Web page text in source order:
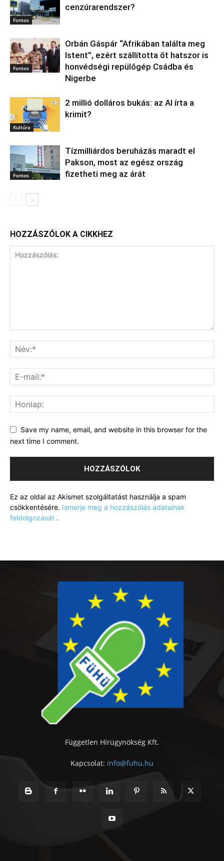
Fontos
cenzúrarendszer?
Fontos
Orbán Gáspár “Afrikában találta meg
Istent”, ezért szállította őt hatszor is
honvédségi repülőgép Csádba és
Nigerbe
Kultúra
2 millió dolláros bukás: az AI írta a
krimit?
Fontos
Tízmilliárdos beruházás maradt el
Pakson, most az egész ország
fizetheti meg az árát
HOZZÁSZÓLOK A CIKKHEZ
Save my name, email, and website in this browser for the
next time I comment.
Ez az oldal az Akismet szolgáltatást használja a spam
csökkentésére. Ismerje meg a hozzászólás adatainak
feldolgozását .
Független Hírügynökség Kft.
Kapcsolat: info@fuhu.hu